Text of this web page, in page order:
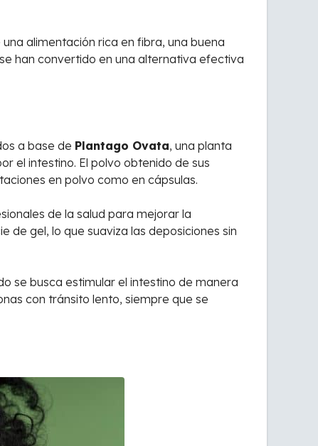
alimentación rica en fibra, una buena
han convertido en una alternativa efectiva
a base de Plantago Ovata, una planta
el intestino. El polvo obtenido de sus
en polvo como en cápsulas.
de la salud para mejorar la
gel, lo que suaviza las deposiciones sin
se busca estimular el intestino de manera
con tránsito lento, siempre que se